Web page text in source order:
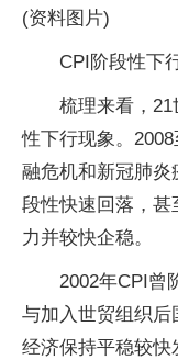
(资料图片)
CPI阶段性下
梳理来看，
性下行现象。
融危机和新冠肺炎
段性快速回落，甚
力并较快企稳。
2002年CPI曾
与加入世贸组织
经济保持平稳较快